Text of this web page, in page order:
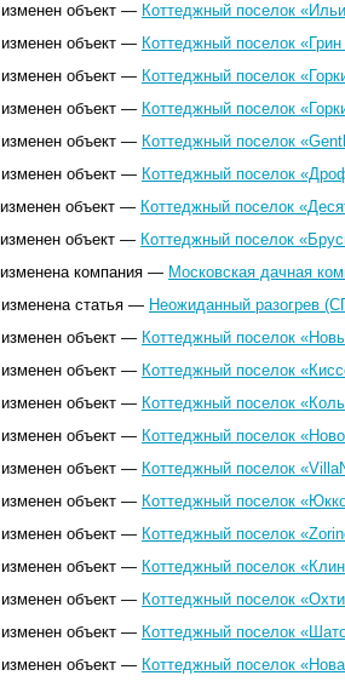
объект — Коттеджный поселок
объект — Коттеджный поселок
объект — Коттеджный поселок
объект — Коттеджный поселок
объект — Коттеджный поселок
объект — Коттеджный поселок
объект — Коттеджный поселок
объект — Коттеджный поселок
компания — Московская дачная
статья — Неожиданный разогрев
объект — Коттеджный поселок
объект — Коттеджный поселок
объект — Коттеджный поселок
объект — Коттеджный поселок
объект — Коттеджный поселок
объект — Коттеджный поселок
объект — Коттеджный поселок
объект — Коттеджный поселок
объект — Коттеджный поселок
объект — Коттеджный поселок
объект — Коттеджный поселок